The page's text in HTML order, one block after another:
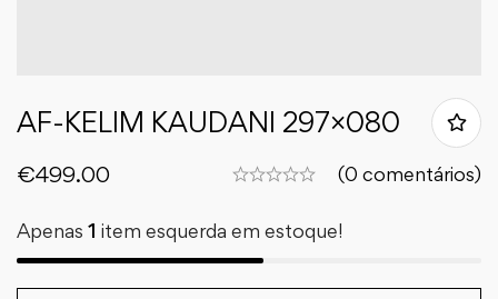
AF-KELIM KAUDANI 297×080
€499.00 (0 comentários)
Apenas 1 item esquerda em estoque!